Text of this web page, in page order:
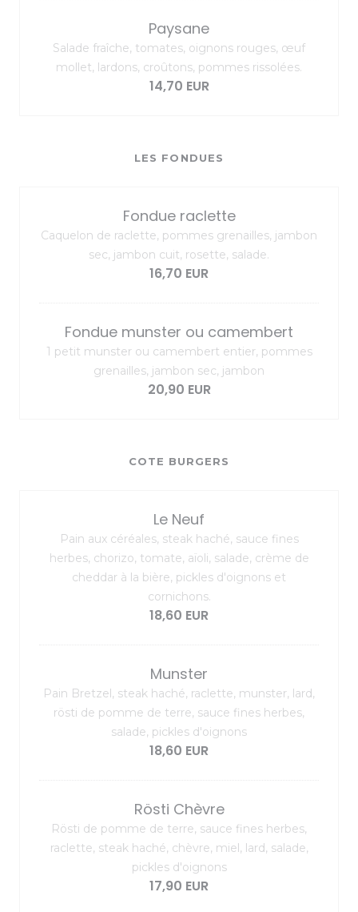
Paysane
Salade fraîche, tomates, oignons rouges, œuf
mollet, lardons, croûtons, pommes rissolées.
14,70 EUR
LES FONDUES
Fondue raclette
Caquelon de raclette, pommes grenailles, jambon
sec, jambon cuit, rosette, salade.
16,70 EUR
Fondue munster ou camembert
1 petit munster ou camembert entier, pommes
grenailles, jambon sec, jambon
20,90 EUR
COTE BURGERS
Le Neuf
Pain aux céréales, steak haché, sauce fines
herbes, chorizo, tomate, aïoli, salade, crème de
cheddar à la bière, pickles d'oignons et
cornichons.
18,60 EUR
Munster
Pain Bretzel, steak haché, raclette, munster, lard,
rösti de pomme de terre, sauce fines herbes,
salade, pickles d'oignons
18,60 EUR
Rösti Chèvre
Rösti de pomme de terre, sauce fines herbes,
raclette, steak haché, chèvre, miel, lard, salade,
pickles d'oignons
17,90 EUR